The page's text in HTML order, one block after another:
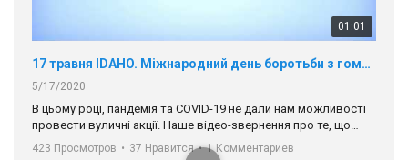
01:01
17 травня IDAHO. Міжнародний день боротьби з гомофобією трансфобією і біфобія.
5/17/2020
В цьому році, пандемія та COVІD-19 не дали нам можливості
провести вуличні акції. Наше відео-звернення про те, що
навіть коли ми у різних містах та не можемо зустрінеться, ми
423 Просмотров • 37 Нравится • 1 Комментариев